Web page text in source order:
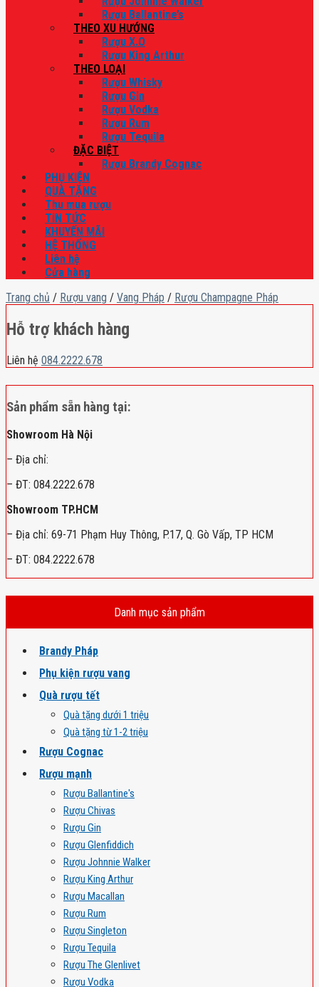
Rượu Ballantine’s
THEO XU HƯỚNG
Rượu X.O
Rượu King Arthur
THEO LOẠI
Rượu Whisky
Rượu Gin
Rượu Vodka
Rượu Rum
Rượu Tequila
ĐẶC BIỆT
Rượu Brandy Cognac
PHỤ KIỆN
QUÀ TẶNG
Thu mua rượu
TIN TỨC
KHUYẾN MÃI
HỆ THỐNG
Liên hệ
Cửa hàng
Trang chủ / Rượu vang / Vang Pháp / Rượu Champagne Pháp
Hỗ trợ khách hàng
Liên hệ 084.2222.678
Sản phẩm sẵn hàng tại:
Showroom Hà Nội
– Địa chỉ:
– ĐT: 084.2222.678
Showroom TP.HCM
– Địa chỉ: 69-71 Phạm Huy Thông, P.17, Q. Gò Vấp, TP HCM
– ĐT: 084.2222.678
Danh mục sản phẩm
Brandy Pháp
Phụ kiện rượu vang
Quà rượu tết
Quà tặng dưới 1 triệu
Quà tặng từ 1-2 triệu
Rượu Cognac
Rượu mạnh
Rượu Ballantine's
Rượu Chivas
Rượu Gin
Rượu Glenfiddich
Rượu Johnnie Walker
Rượu King Arthur
Rượu Macallan
Rượu Rum
Rượu Singleton
Rượu Tequila
Rượu The Glenlivet
Rượu Vodka